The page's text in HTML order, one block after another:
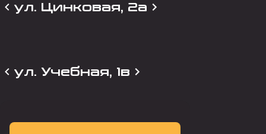
ул. Цинковая, 2а
ул. Учебная, 1в